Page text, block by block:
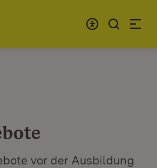
vor der Ausbildung